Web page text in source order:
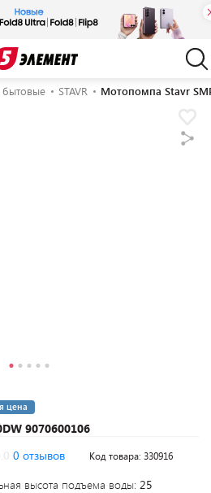
STAVR Мотопомпа Stavr
9070600106
цена
0 отзывов Код товара: 330916
высота подъема воды: 25